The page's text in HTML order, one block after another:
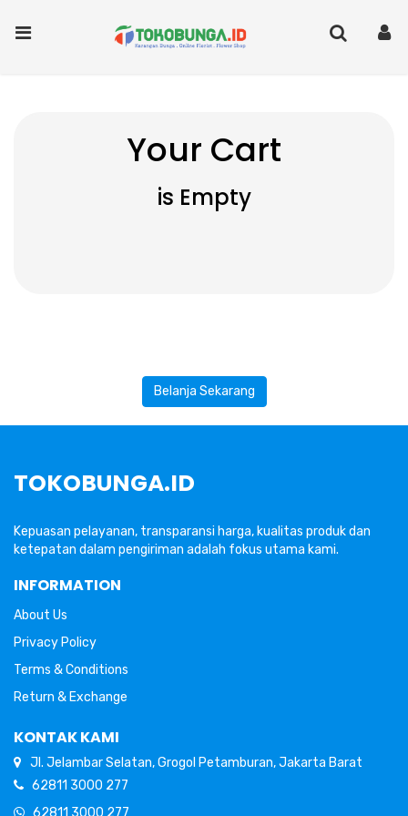
Your Cart
is Empty
Belanja Sekarang
TOKOBUNGA.ID
Kepuasan pelayanan, transparansi harga, kualitas produk dan
ketepatan dalam pengiriman adalah fokus utama kami.
INFORMATION
About Us
Privacy Policy
Terms & Conditions
Return & Exchange
KONTAK KAMI
Jl. Jelambar Selatan, Grogol Petamburan, Jakarta Barat
62811 3000 277
62811 3000 277